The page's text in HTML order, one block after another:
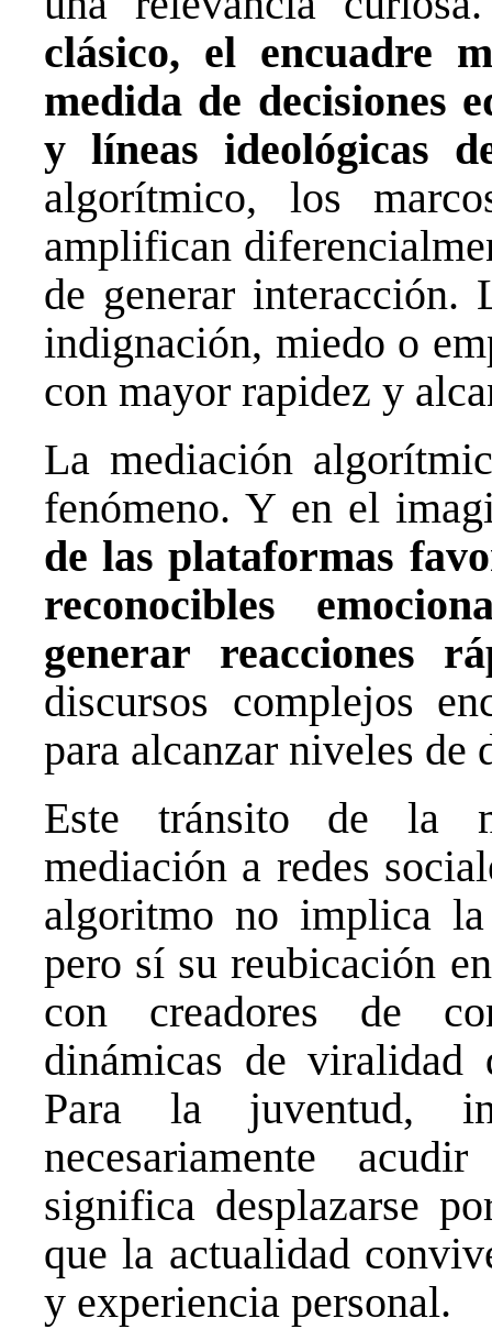
clásico, el encuadre
medida de decisiones
y líneas ideológicas
algorítmico, los
amplifican
de generar interacción.
indignación, miedo o
con mayor rapidez y
La mediación
fenómeno. Y en el
de las plataformas
reconocibles
generar reacciones
discursos complejos
para alcanzar niveles de
Este tránsito de la
mediación a redes
algoritmo no implica
pero sí su reubicación
con creadores de
dinámicas de viralidad
Para la juventud,
necesariamente
significa desplazarse
que la actualidad
y experiencia personal.